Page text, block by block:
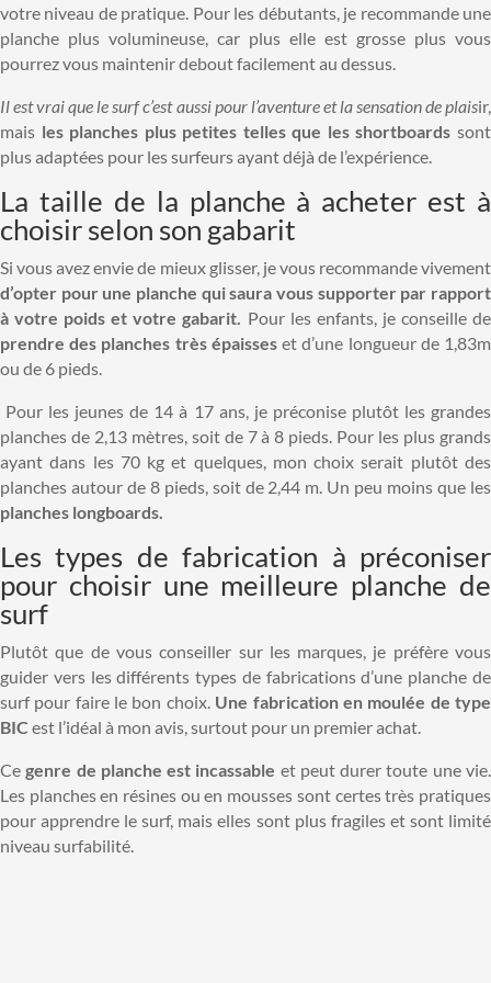
votre niveau de pratique. Pour les débutants, je recommande une
planche plus volumineuse, car plus elle est grosse plus vous
pourrez vous maintenir debout facilement au dessus.
Il est vrai que le surf c’est aussi pour l’aventure et la sensation de plaisir,
mais les planches plus petites telles que les shortboards sont
plus adaptées pour les surfeurs ayant déjà de l’expérience.
La taille de la planche à acheter est à
choisir selon son gabarit
Si vous avez envie de mieux glisser, je vous recommande vivement
d’opter pour une planche qui saura vous supporter par rapport
à votre poids et votre gabarit. Pour les enfants, je conseille de
prendre des planches très épaisseset d’une longueur de 1,83m
ou de 6 pieds.
Pour les jeunes de 14 à 17 ans, je préconise plutôt les grandes
planches de 2,13 mètres, soit de 7 à 8 pieds. Pour les plus grands
ayant dans les 70 kg et quelques, mon choix serait plutôt des
planches autour de 8 pieds, soit de 2,44 m. Un peu moins que les
planches longboards.
Les types de fabrication à préconiser
pour choisir une meilleure planche de
surf
Plutôt que de vous conseiller sur les marques, je préfère vous
guider vers les différents types de fabrications d’une planche de
surf pour faire le bon choix. Une fabrication en moulée de type
BIC est l’idéal à mon avis, surtout pour un premier achat.
Cegenre de planche est incassable et peut durer toute une vie.
Les planches en résines ou en mousses sont certes très pratiques
pour apprendre le surf, mais elles sont plus fragiles et sont limité
niveau surfabilité.